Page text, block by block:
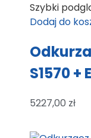
Szybki
Dodaj do
S1570
5227,00 zł